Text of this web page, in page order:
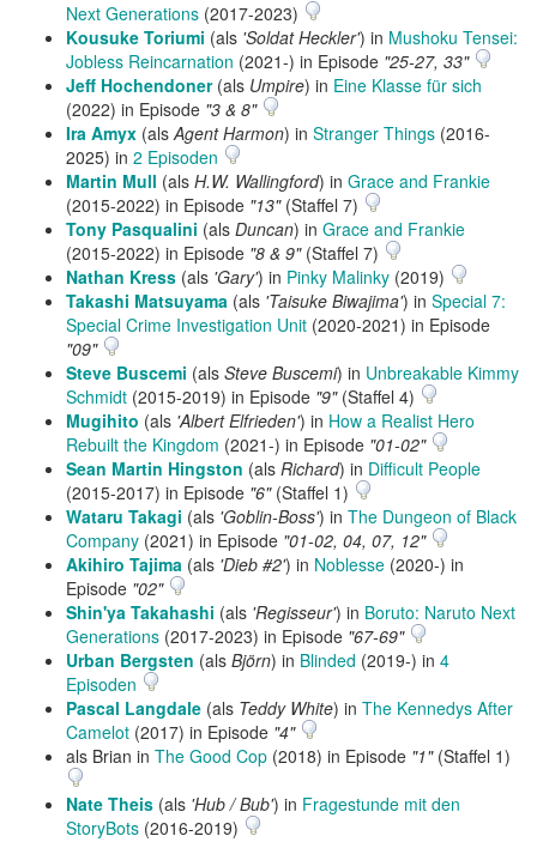
Next Generations (2017-2023)
Kousuke Toriumi (als 'Soldat Heckler') in Mushoku Tensei:
Jobless Reincarnation (2021-) in Episode "25-27, 33"
Jeff Hochendoner(als Umpire) in Eine Klasse für sich
(2022) in Episode "3 & 8"
Ira Amyx (alsAgent Harmon) in Stranger Things (2016-
2025) in 2 Episoden
Martin Mull (als H.W. Wallingford) in Grace and Frankie
(2015-2022) in Episode "13"(Staffel 7)
Tony Pasqualini (als Duncan) in Grace and Frankie
(2015-2022) in Episode "8 & 9"(Staffel 7)
Nathan Kress (als 'Gary') in Pinky Malinky (2019)
Takashi Matsuyama (als 'Taisuke Biwajima') in Special 7:
Special Crime Investigation Unit (2020-2021) in Episode
"09"
Steve Buscemi (als Steve Buscemi) in Unbreakable Kimmy
Schmidt (2015-2019) in Episode "9"(Staffel 4)
Mugihito (als 'Albert Elfrieden') in How a Realist Hero
Rebuilt the Kingdom (2021-) in Episode "01-02"
Sean Martin Hingston (als Richard) in Difficult People
(2015-2017) in Episode "6"(Staffel 1)
Wataru Takagi (als 'Goblin-Boss') in The Dungeon of Black
Company (2021) in Episode "01-02, 04, 07, 12"
Akihiro Tajima (als 'Dieb #2') in Noblesse (2020-) in
Episode "02"
Shin'ya Takahashi (als 'Regisseur') in Boruto: Naruto Next
Generations (2017-2023) in Episode "67-69"
Urban Bergsten (als Björn) in Blinded (2019-) in 4
Episoden
Pascal Langdale (als Teddy White) in The Kennedys After
Camelot (2017) in Episode "4"
als Brian in The Good Cop (2018) in Episode "1"(Staffel 1)
Nate Theis (als 'Hub / Bub') in Fragestunde mit den
StoryBots (2016-2019)